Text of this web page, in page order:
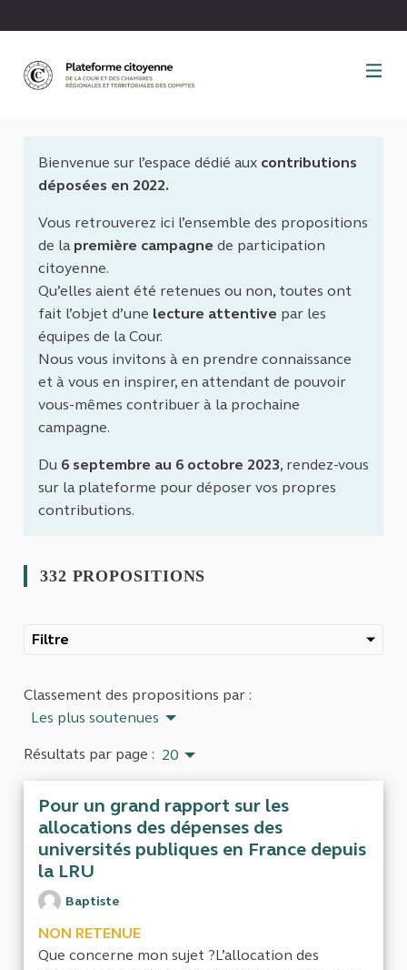
Bienvenue sur l’espace dédié aux contributions
déposées en 2022.
Vous retrouverez ici l’ensemble des propositions
de la première campagne de participation
citoyenne.
Qu’elles aient été retenues ou non, toutes ont
fait l’objet d’une lecture attentive par les
équipes de la Cour.
Nous vous invitons à en prendre connaissance
et à vous en inspirer, en attendant de pouvoir
vous-mêmes contribuer à la prochaine
campagne.
Du 6 septembre au 6 octobre 2023, rendez-vous
sur la plateforme pour déposer vos propres
contributions.
332 PROPOSITIONS
Filtre
Classement des propositions par :
Les plus soutenues
Résultats par page : 20
Pour un grand rapport sur les
allocations des dépenses des
universités publiques en France depuis
la LRU
Baptiste
NON RETENUE
Que concerne mon sujet ?L’allocation des